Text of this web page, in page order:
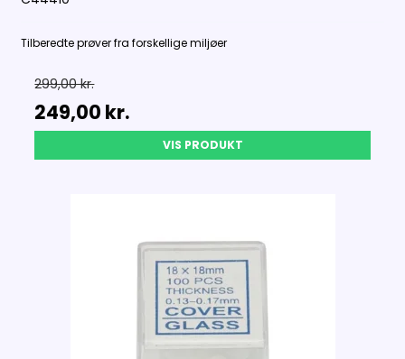
Tilberedte prøver fra forskellige miljøer
299,00 kr.
249,00 kr.
VIS PRODUKT